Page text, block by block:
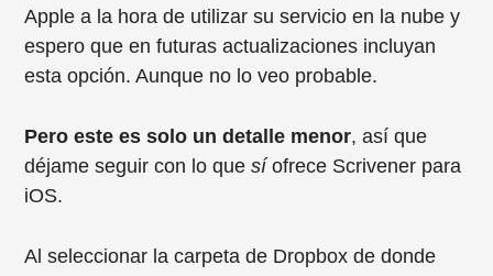
Apple a la hora de utilizar su servicio en la nube y
espero que en futuras actualizaciones incluyan
esta opción. Aunque no lo veo probable.
Pero este es solo un detalle menor, así que
déjame seguir con lo quesíofrece Scrivener para
iOS.
Al seleccionar la carpeta de Dropbox de donde